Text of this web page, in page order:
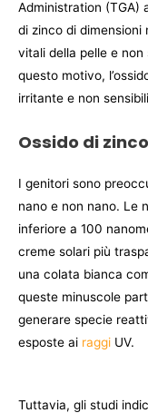
Administration (TGA)
di zinco di
vitali della pelle e
questo motivo,
irritante e non
Ossido di
I genitori sono
nano e non nano. Le
inferiore a 100
creme solari più
una colata bianca
queste minuscole
generare specie
esposte ai raggi UV.
Tuttavia, gli studi